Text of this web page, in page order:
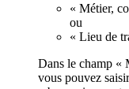
« Métier,
ou
« Lieu de
Dans le champ «
vous pouvez